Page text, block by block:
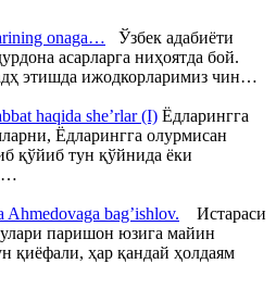
onaga… Ўзбек адабиёти
асарларга ниҳоятда бой.
этишда ижодкорларимиз чин…
haqida she’rlar (I) Ёдларингга
Ёдларингга олурмисан
қўйиб тун қўйнида ёки
bag’ishlov. Истараси
паришон юзига майин
қиёфали, ҳар қандай ҳолдаям